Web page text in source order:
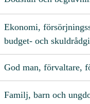
Ekonomi,
budget- och
God man, förvaltare,
Familj, barn och